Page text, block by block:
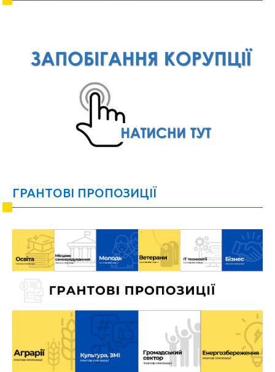
ГРАНТОВІ ПРОПОЗИЦІЇ